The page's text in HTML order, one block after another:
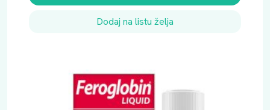
Dodaj na listu želja